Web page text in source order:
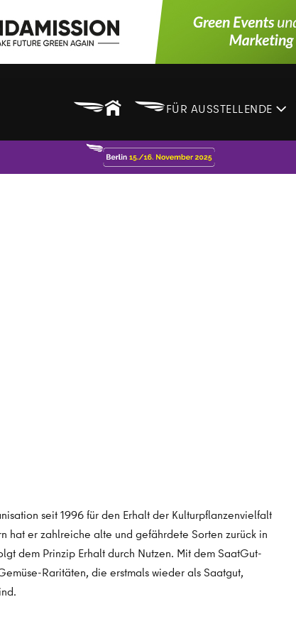
B BFÜR AUSSTELLENDE
seit 1996 für den Erhalt der Kulturpflanzenvielfalt
hat er zahlreiche alte und gefährdete Sorten zurück in
dem Prinzip Erhalt durch Nutzen. Mit dem SaatGut-
Raritäten, die erstmals wieder als Saatgut,